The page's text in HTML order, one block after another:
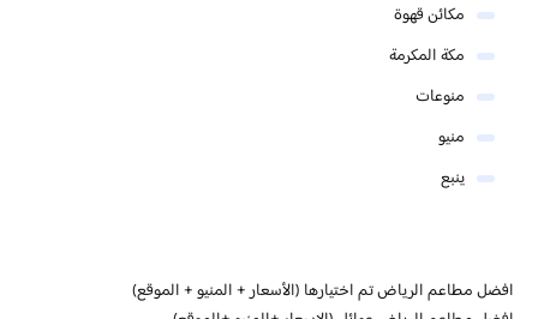
مكائن قهوة
مكة المكرمة
منوعات
منيو
ينبع
افضل مطاعم الرياض تم اختيارها (الأسعار + المنيو + الموقع)